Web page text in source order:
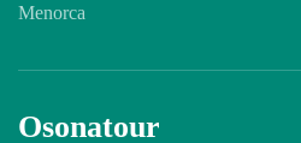
Menorca
Osonatour